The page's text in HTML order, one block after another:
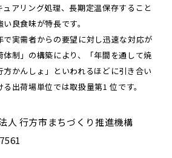
アリング処理、長期定温保存すること
良食味が特長です。
実需者からの要望に対し迅速な対応が
制」の構築により、「年間を通して焼
かんしょ」といわれるほどに引き合い
出荷場単位では取扱量第1 位です。
人 行方市まちづくり推進機構